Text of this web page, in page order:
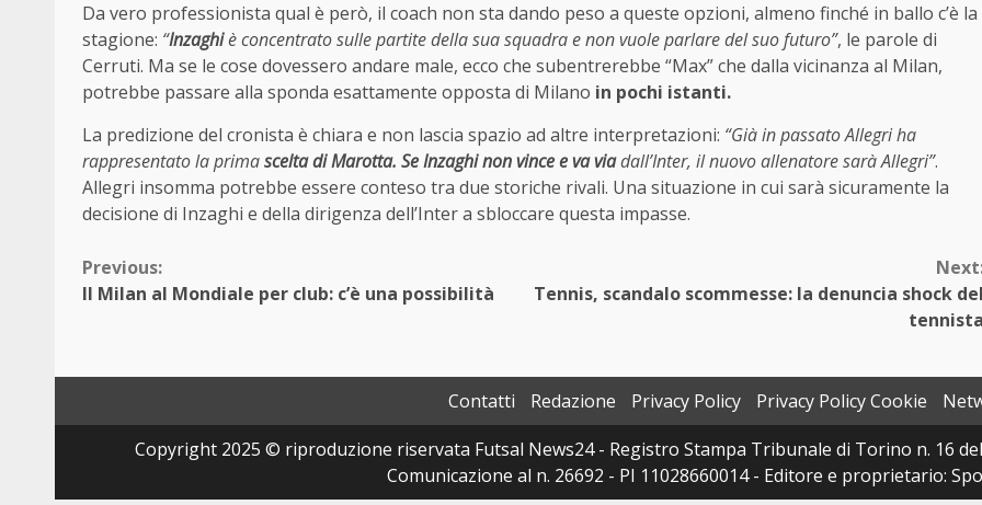
Da vero professionista qual è però, il coach non sta dando peso a queste opzioni, almeno finché in ballo c’è la
stagione: “Inzaghiè concentrato sulle partite della sua squadra e non vuole parlare del suo futuro”, le parole di
Cerruti. Ma se le cose dovessero andare male, ecco che subentrerebbe “Max” che dalla vicinanza al Milan,
potrebbe passare alla sponda esattamente opposta di Milano in pochi istanti.
La predizione del cronista è chiara e non lascia spazio ad altre interpretazioni: “Già in passato Allegri ha
rappresentato la primascelta di Marotta. Se Inzaghi non vince e va viadall’Inter, il nuovo allenatore sarà Allegri”.
Allegri insomma potrebbe essere conteso tra due storiche rivali. Una situazione in cui sarà sicuramente la
decisione di Inzaghi e della dirigenza dell’Inter a sbloccare questa impasse.
Continue
Previous:
Il Milan al Mondiale per club: c’è una possibilità
Tennis, scandalo scommesse: la denuncia shock
Contatti Redazione Privacy Policy Privacy Policy Cookie
Copyright 2025 © riproduzione riservata Futsal News24 - Registro Stampa Tribunale di Torino n. 16
Comunicazione al n. 26692 - PI 11028660014 - Editore e proprietario: